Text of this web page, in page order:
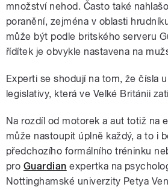
množství nehod. Často také
poranění, zejména v oblasti
může být podle britského serveru
řídítek je obvykle nastavena na
Experti se shodují na tom, že čísla
legislativy, která ve Velké Británii
Na rozdíl od motorek a aut totiž na
může nastoupit úplně každý, a to i
předchozího formálního tréninku
pro Guardian expertka na
Nottinghamské univerzity Petya